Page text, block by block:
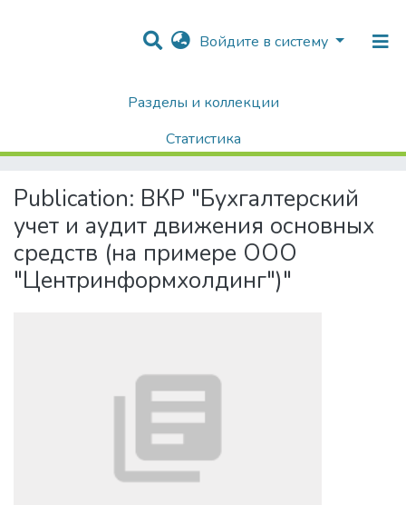
Войдите в систему
Разделы и коллекции
Статистика
Диссертации / Выпускные квалификационные работы
ВКР "Бухгалтерский учет и аудит движения основных средств (на примере ООО "Центринформхолдинг")"
Publication: ВКР "Бухгалтерский
учет и аудит движения основных
средств (на примере ООО
"Центринформхолдинг")"